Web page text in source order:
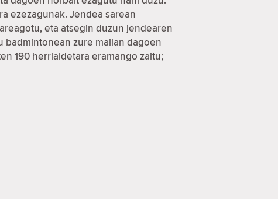
ezezagunak. Jendea sarean
eta atsegin duzun jendearen
badmintonean zure mailan dagoen
190 herrialdetara eramango zaitu;